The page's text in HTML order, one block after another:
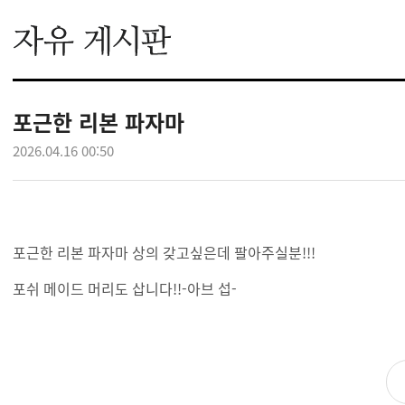
포근한 리본 파자마
2026.04.16 00:50
포근한 리본 파자마 상의 갖고싶은데 팔아주실분!!!
포쉬 메이드 머리도 삽니다!!-아브 섭-